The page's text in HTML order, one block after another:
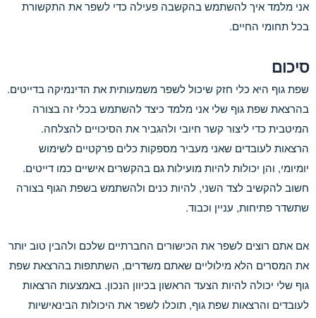
אני מלמד איך להשתמש בהקשבה פעילה כדי לשפר את התקשורת
בכל תחומי החיים.
סיכום
שפת גוף היא כלי חזק שיכול לשפר משמעותית את הדינמיקה בדייטים.
בהרצאת שפת גוף שלי אני מלמד כיצד להשתמש בכלי זה בצורה
המיטבית כדי ליצור קשר חיובי ולהגביר את הסיכויים להצלחה.
הרצאות לעובדים שאני מעביר מספקות כלים פרקטיים לשימוש
יומיומי, והן יכולות להיות מועילות גם בהקשרים אישיים כמו דייטים.
חשוב להקשיב לצד השני, להיות כנים ולהשתמש בשפת הגוף בצורה
שתשדר פתיחות, עניין וכבוד.
אם אתם רוצים לשפר את הכישורים החברתיים שלכם ולהבין טוב יותר
את המסרים הלא מילוליים שאתם משדרים, השתתפות בהרצאת שפת
גוף שלי יכולה להיות הצעד הראשון בכיוון הנכון. באמצעות הרצאות
לעובדים והרצאות שפת גוף, תוכלו לשפר את היכולות הבינאישיות